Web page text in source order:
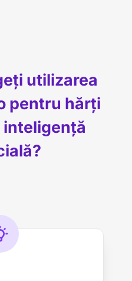
utilizarea
pentru hărți